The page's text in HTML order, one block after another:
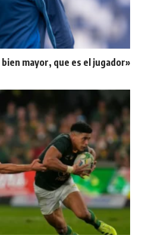
mayor, que es el jugador»